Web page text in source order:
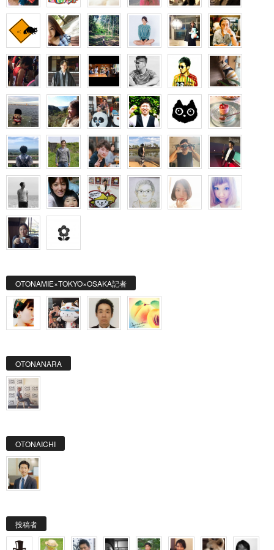
OTONAMIE×TOKYO×OSAKA記者
OTONANARA
OTONAICHI
投稿者